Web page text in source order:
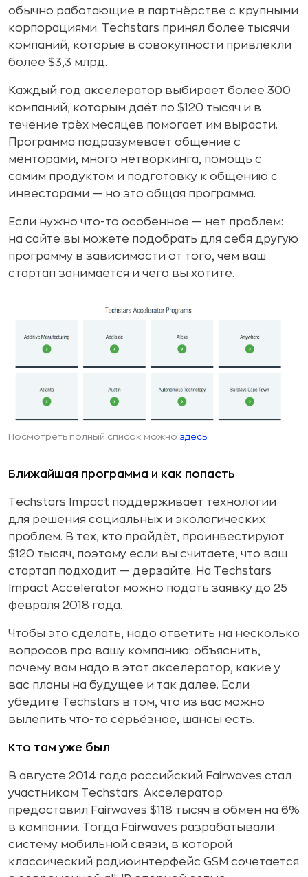
обычно работающие в партнёрстве с крупными
корпорациями. Techstars принял более тысячи
компаний, которые в совокупности привлекли
более $3,3 млрд.
Каждый год акселератор выбирает более 300
компаний, которым даёт по $120 тысяч и в
течение трёх месяцев помогает им вырасти.
Программа подразумевает общение с
менторами, много нетворкинга, помощь с
самим продуктом и подготовку к общению с
инвесторами — но это общая программа.
Если нужно что-то особенное — нет проблем:
на сайте вы можете подобрать для себя другую
программу в зависимости от того, чем ваш
стартап занимается и чего вы хотите.
Посмотреть полный список можно здесь.
Ближайшая программа и как попасть
Techstars Impact поддерживает технологии
для решения социальных и экологических
проблем. В тех, кто пройдёт, проинвестируют
$120 тысяч, поэтому если вы считаете, что ваш
стартап подходит — дерзайте. На Techstars
Impact Accelerator можно подать заявку до 25
февраля 2018 года.
Чтобы это сделать, надо ответить на несколько
вопросов про вашу компанию: объяснить,
почему вам надо в этот акселератор, какие у
вас планы на будущее и так далее. Если
убедите Techstars в том, что из вас можно
вылепить что-то серьёзное, шансы есть.
Кто там уже был
В августе 2014 года российский Fairwaves стал
участником Techstars. Акселератор
предоставил Fairwaves $118 тысяч в обмен на 6%
в компании. Тогда Fairwaves разрабатывали
систему мобильной связи, в которой
классический радиоинтерфейс GSM сочетается